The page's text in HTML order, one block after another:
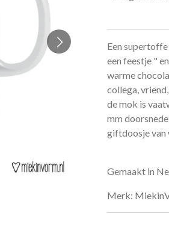
Een
een feestje "
warme
collega,
de mok is
mm
giftdoosje van
Gemaakt in
Merk: